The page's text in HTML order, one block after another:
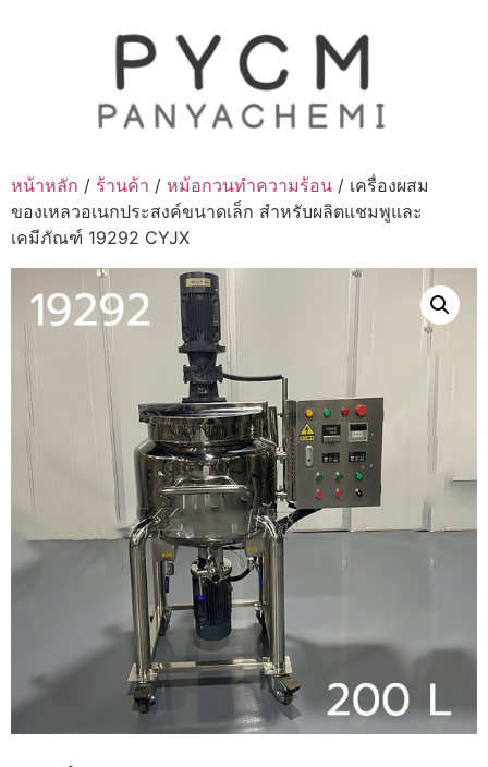
หน้าหลัก / ร้านค้า / หม้อกวนทำความร้อน / เครื่องผสม
ของเหลวอเนกประสงค์ขนาดเล็ก สำหรับผลิตแชมพูและ
เคมีภัณฑ์ 19292 CYJX